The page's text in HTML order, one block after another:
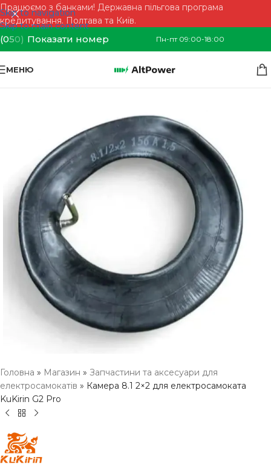
Skip to navigation
Skip to main content
Працюємо з банками! Державна пільгова програма
кредитування. Полтава та Київ.
(050) Показати номер Пн-пт 09:00-18:00
МЕНЮ
Головна » Магазин » Запчастини та аксесуари для
електросамокатів » Камера 8.1 2×2 для електросамоката
KuKirin G2 Pro